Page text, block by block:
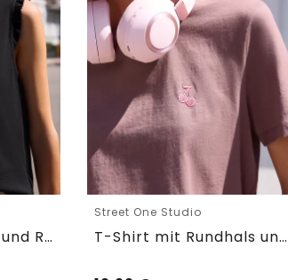
Top mit Rundhals und Rüschendetails
Street One Studio
T-Shirt mit Rundhals und Embroidery-Detail